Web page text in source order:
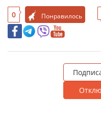
0 Понравилось